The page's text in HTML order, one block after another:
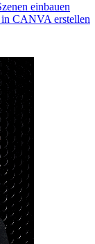
einbauen
CANVA erstellen